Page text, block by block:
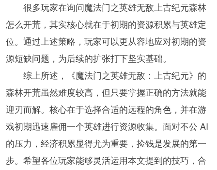
很多玩家在询问魔法门之英雄无敌上古纪元森林
怎么开荒，其实核心就在于初期的资源积累与英雄定
位。通过上述策略，玩家可以更从容地应对初期的资
源短缺问题，为后续的扩张打下坚实基础。
综上所述，《魔法门之英雄无敌：上古纪元》的
森林开荒虽然难度较高，但只要掌握正确的方法就能
迎刃而解。核心在于选择合适的远程的角色，并在游
戏初期迅速雇佣一个英雄进行资源收集。面对不公 AI
的压力，经济积累显得尤为重要，捡钱是发展的第一
步。希望各位玩家能够灵活运用本文提到的技巧，合